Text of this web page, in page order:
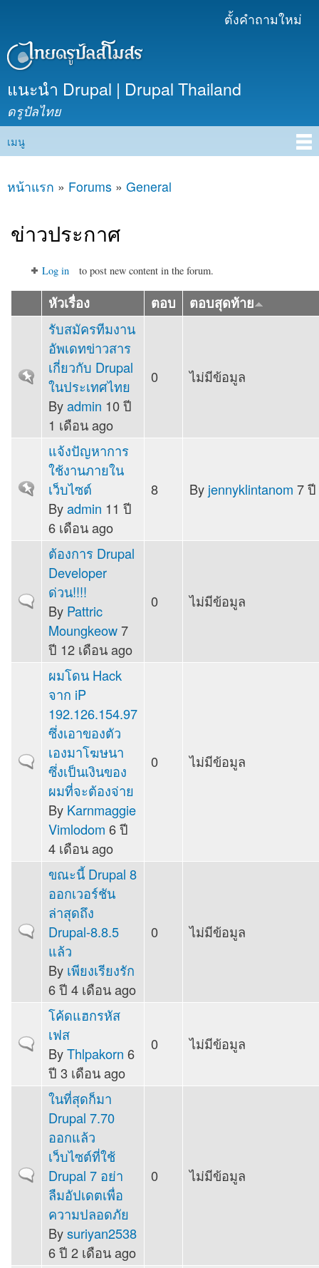
เนื้อหา
ตั้งคำถามใหม่
แนะนำ Drupal | Drupal Thailand
ดรูปัลไทย
Main menu
เมนู
คุณอยู่ที่นี่
หน้าแรก » Forums » General
ข่าวประกาศ
Log in to post new content in the forum.
หัวเรื่อง ตอบ ตอบสุดท้าย
Sticky topic
รับสมัครทีมงาน
อัพเดทข่าวสาร
เกี่ยวกับ Drupal
ในประเทศไทย
Byadmin 10 ปี
1 เดือน ago
0 ไม่มีข้อมูล
Sticky topic
แจ้งปัญหาการ
ใช้งานภายใน
เว็บไซต์
Byadmin 11 ปี
6 เดือน ago
8 By jennyklintanom 7
Normal topic
ต้องการ Drupal
Developer
ด่วน!!!!
By Pattric
Moungkeow7
ปี 12 เดือน ago
0 ไม่มีข้อมูล
Normal topic
ผมโดน Hack
จาก iP
192.126.154.97
ซึ่งเอาของตัว
เองมาโฆษนา
ซึ่งเป็นเงินของ
ผมที่จะต้องจ่าย
By Karnmaggie
Vimlodom 6 ปี
4 เดือน ago
0 ไม่มีข้อมูล
Normal topic
ขณะนี้ Drupal 8
ออกเวอร์ชัน
ล่าสุดถึง
Drupal-8.8.5
แล้ว
By เพียงเรียงรัก
6 ปี 4 เดือน ago
0 ไม่มีข้อมูล
Normal topic
โค้ดแฮกรหัส
เฟส
ByThlpakorn 6
ปี 3 เดือน ago
0 ไม่มีข้อมูล
Normal topic
ในที่สุดก็มา
Drupal 7.70
ออกแล้ว
เว็บไซต์ที่ใช้
Drupal 7 อย่า
ลืมอัปเดตเพื่อ
ความปลอดภัย
Bysuriyan2538
6 ปี 2 เดือน ago
0 ไม่มีข้อมูล